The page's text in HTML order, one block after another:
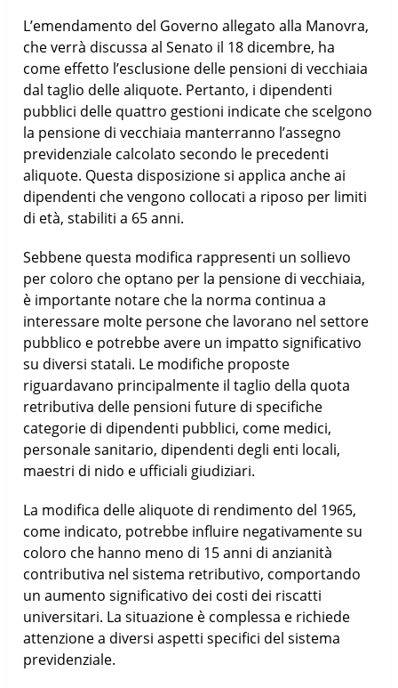
L’emendamento del Governo allegato alla Manovra,
che verrà discussa al Senato il 18 dicembre, ha
come effetto l’esclusione delle pensioni di vecchiaia
dal taglio delle aliquote. Pertanto, i dipendenti
pubblici delle quattro gestioni indicate che scelgono
la pensione di vecchiaia manterranno l’assegno
previdenziale calcolato secondo le precedenti
aliquote. Questa disposizione si applica anche ai
dipendenti che vengono collocati a riposo per limiti
di età, stabiliti a 65 anni.
Sebbene questa modifica rappresenti un sollievo
per coloro che optano per la pensione di vecchiaia,
è importante notare che la norma continua a
interessare molte persone che lavorano nel settore
pubblico e potrebbe avere un impatto significativo
su diversi statali. Le modifiche proposte
riguardavano principalmente il taglio della quota
retributiva delle pensioni future di specifiche
categorie di dipendenti pubblici, come medici,
personale sanitario, dipendenti degli enti locali,
maestri di nido e ufficiali giudiziari.
La modifica delle aliquote di rendimento del 1965,
come indicato, potrebbe influire negativamente su
coloro che hanno meno di 15 anni di anzianità
contributiva nel sistema retributivo, comportando
un aumento significativo dei costi dei riscatti
universitari. La situazione è complessa e richiede
attenzione a diversi aspetti specifici del sistema
previdenziale.